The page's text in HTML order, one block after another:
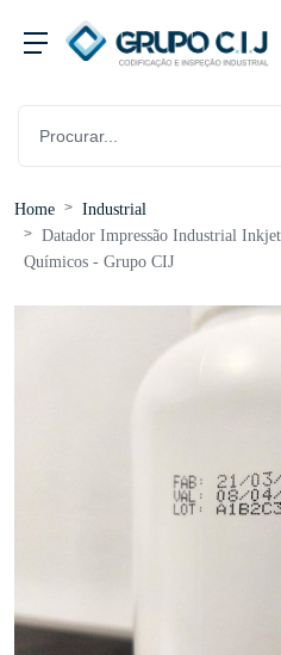
Home
Industrial
Datador Impressão Industrial
Químicos - Grupo CIJ